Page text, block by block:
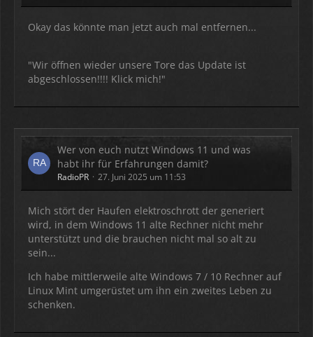
Okay das könnte man jetzt auch mal entfernen...
"Wir öffnen wieder unsere Tore das Update ist
abgeschlossen!!!! Klick mich!"
Wer von euch nutzt Windows 11 und was
habt ihr für Erfahrungen damit?
RadioPR 27. Juni 2025 um 11:53
Mich stört der Haufen elektroschrott der generiert
wird, in dem Windows 11 alte Rechner nicht mehr
unterstützt und die brauchen nicht mal so alt zu
sein...
Ich habe mittlerweile alte Windows 7 / 10 Rechner auf
Linux Mint umgerüstet um ihn ein zweites Leben zu
schenken.